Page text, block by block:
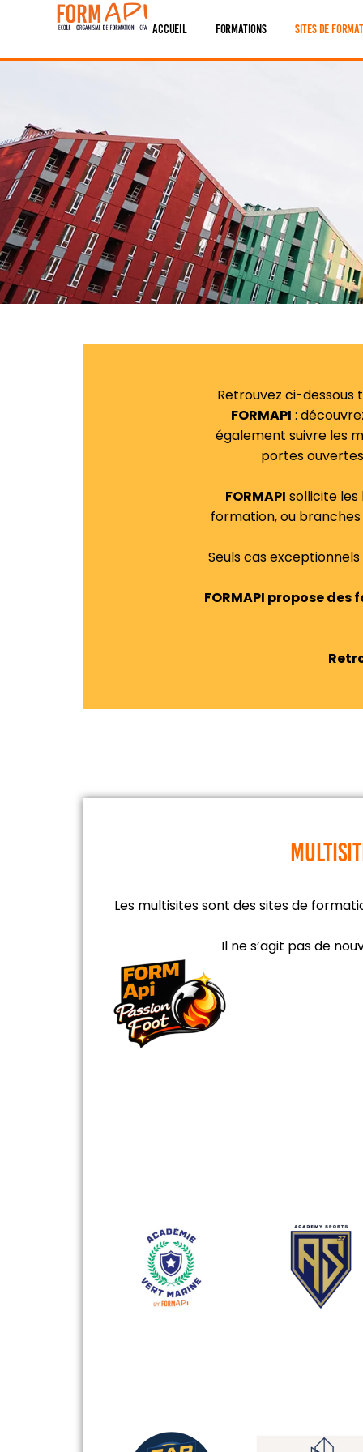
Accueil Formations Sites De
Retrouvez ci-
FORMAPI :
également suivre les
portes
FORMAPI sollicite
formation, ou
Seuls cas
FORMAPI propose
Les multisites sont des sites de
Il ne s’agit pas de
Panneau de gestion des cookies